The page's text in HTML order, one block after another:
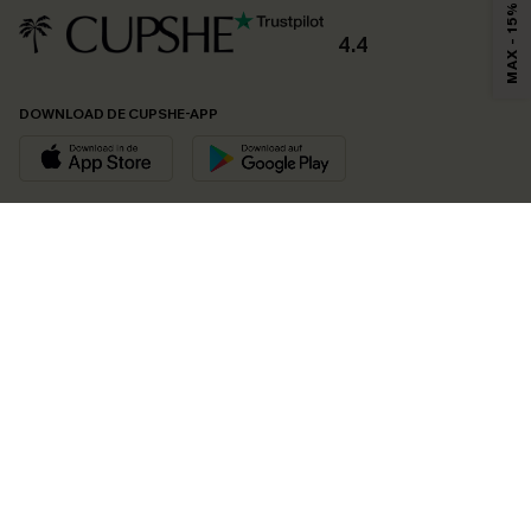
4.4
DOWNLOAD DE CUPSHE-APP
MAX - 15%